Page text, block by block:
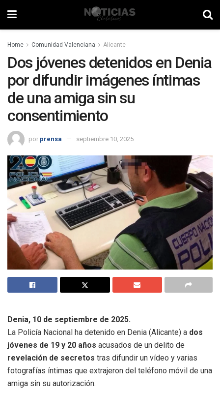
Home Comunidad Valenciana Alicante
Dos jóvenes detenidos en Denia
por difundir imágenes íntimas
de una amiga sin su
consentimiento
por prensa septiembre 10, 2025
Denia, 10 de septiembre de 2025.
La Policía Nacional ha detenido en Denia (Alicante) a dos
jóvenes de 19 y 20 años acusados de un delito de
revelación de secretos tras difundir un vídeo y varias
fotografías íntimas que extrajeron del teléfono móvil de una
amiga sin su autorización.